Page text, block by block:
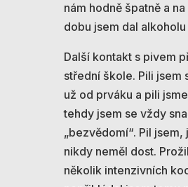
nám hodně špatně a
dobu jsem dal
Další kontakt s pivem
střední škole. Pili jsem
už od prváku a pili
tehdy jsem se vždy
„bezvědomí“. Pil jsem,
nikdy neměl dost.
několik intenzivních